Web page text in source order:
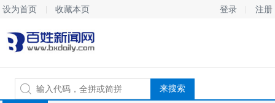
设为首页 收藏本页 登录 注册